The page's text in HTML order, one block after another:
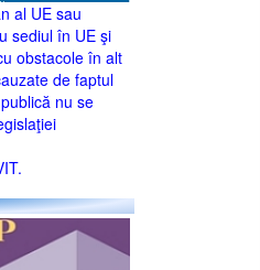
al UE sau
sediul în UE şi
obstacole în alt
de faptul
nu se